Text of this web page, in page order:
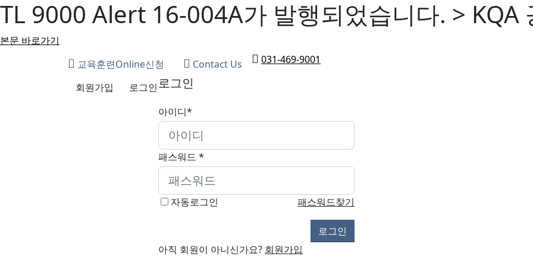
TL 9000 Alert 16-004A가 발행되었습니다. > KQA
본문 바로가기
교육훈련Online신청
Contact Us 031-469-9001
회원가입 로그인로그인
아이디*
패스워드 *
자동로그인 패스워드찾기
아직 회원이 아니신가요? 회원가입